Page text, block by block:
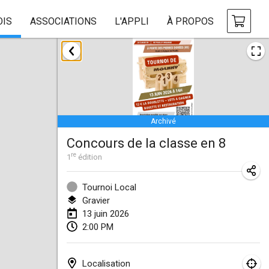
ASSOCIATIONS L'APPLI À PROPOS
Archivé
Concours de la classe en 8
1 re édition
Tournoi Local
Gravier
13 juin 2026
2:00 PM
Localisation
janvier 2026
Tournoi de la bonne année
10 janv. 2026|France
Open de Boulay Triplette
17 janv. 2026 |France
ANNULÉ
Concours de Honnelles
18 janv. 2026
31 janv. 2026
février 2026